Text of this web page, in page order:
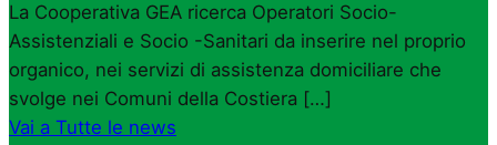
La Cooperativa GEA ricerca Operatori Socio-
Assistenziali e Socio -Sanitari da inserire nel proprio
organico, nei servizi di assistenza domiciliare che
svolge nei Comuni della Costiera […]
Vai a Tutte le news